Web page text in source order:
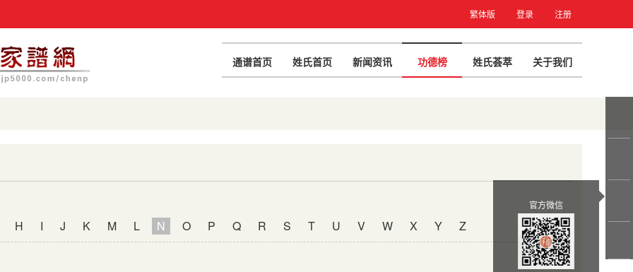
繁体版 登录 注册
通谱首页 姓氏首页 新闻资讯 功德榜 姓氏荟萃 关于我们
H I J K M L N O P Q R S T U V W X Y Z
官方微信